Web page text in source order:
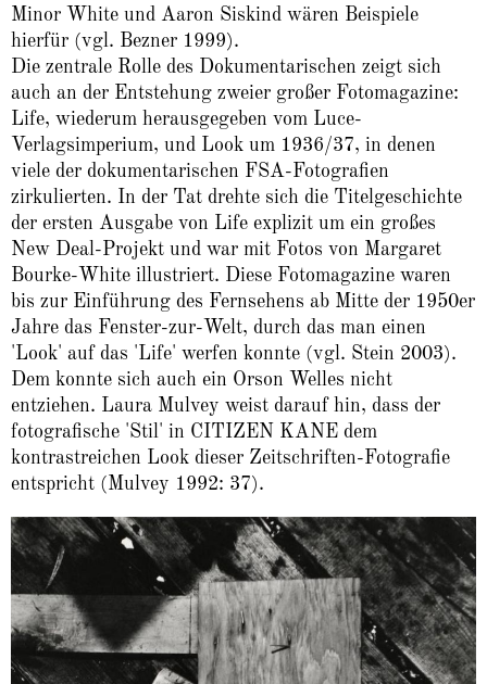
Minor White und Aaron Siskind wären Beispiele
hierfür (vgl. Bezner 1999).
Die zentrale Rolle des Dokumentarischen zeigt sich
auch an der Entstehung zweier großer Fotomagazine:
Life, wiederum herausgegeben vom Luce-
Verlagsimperium, und Look um 1936/37, in denen
viele der dokumentarischen FSA-Fotografien
zirkulierten. In der Tat drehte sich die Titelgeschichte
der ersten Ausgabe von Life explizit um ein großes
New Deal-Projekt und war mit Fotos von Margaret
Bourke-White illustriert. Diese Fotomagazine waren
bis zur Einführung des Fernsehens ab Mitte der 1950er
Jahre das Fenster-zur-Welt, durch das man einen
'Look' auf das 'Life' werfen konnte (vgl. Stein 2003).
Dem konnte sich auch ein Orson Welles nicht
entziehen. Laura Mulvey weist darauf hin, dass der
fotografische 'Stil' in CITIZEN KANE dem
kontrastreichen Look dieser Zeitschriften-Fotografie
entspricht (Mulvey 1992: 37).